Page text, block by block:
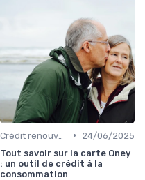
•
24/06/2025
Tout savoir sur la carte Oney
: un outil de crédit à la
consommation